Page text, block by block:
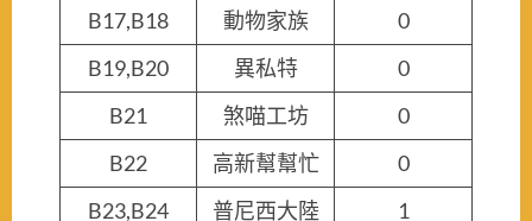
B17,B18 動物家族
0
B19,B20
異私特
0
B21
煞喵工坊
0
B22
高新幫幫忙
0
B23,B24
普尼西大陸
1